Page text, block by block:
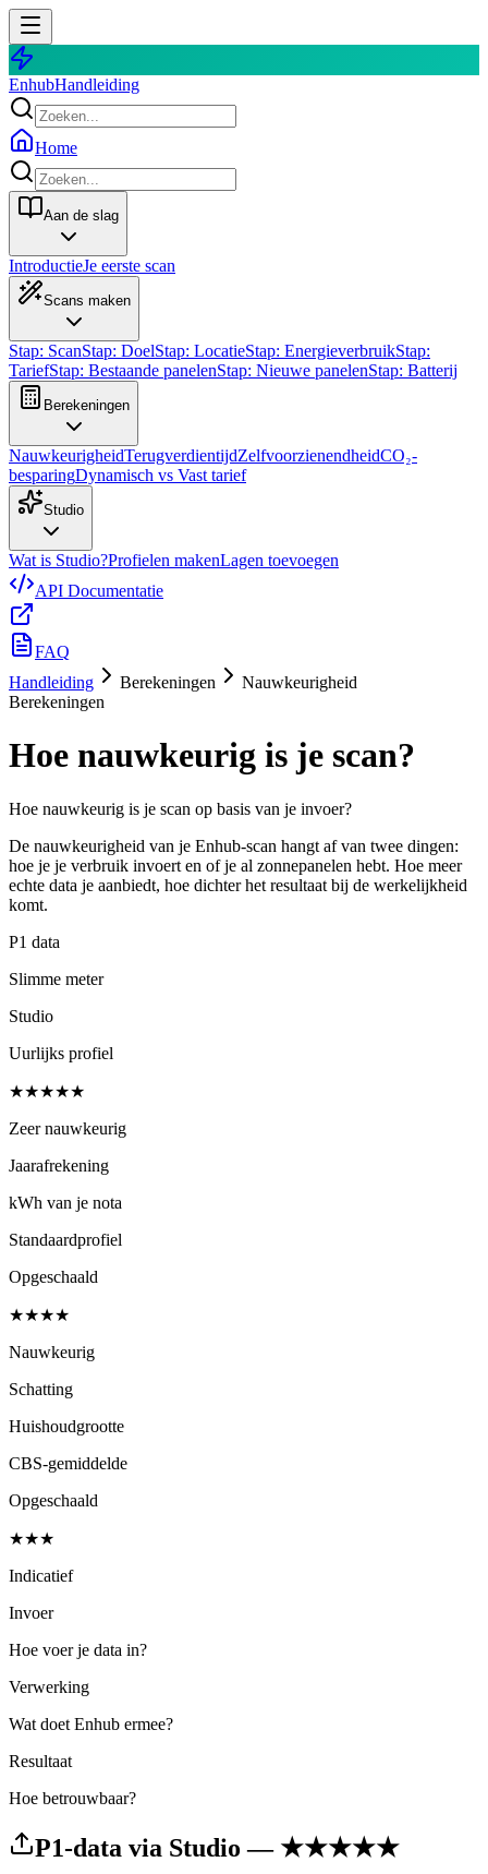
EnhubHandleiding
Home
Aan de slag
IntroductieJe eerste scan
Scans maken
Stap: ScanStap: DoelStap: LocatieStap: EnergieverbruikStap:
TariefStap: Bestaande panelenStap: Nieuwe panelenStap: Batterij
Berekeningen
NauwkeurigheidTerugverdientijdZelfvoorzienendheidCO₂-
besparingDynamisch vs Vast tarief
Studio
Wat is Studio?Profielen makenLagen toevoegen
API Documentatie
FAQ
Handleiding
Berekeningen
Nauwkeurigheid
Berekeningen
Hoe nauwkeurig is je scan?
Hoe nauwkeurig is je scan op basis van je invoer?
De nauwkeurigheid van je Enhub-scan hangt af van twee dingen:
hoe je je verbruik invoert en of je al zonnepanelen hebt. Hoe meer
echte data je aanbiedt, hoe dichter het resultaat bij de werkelijkheid
komt.
P1 data
Slimme meter
Studio
Uurlijks profiel
★★★★★
Zeer nauwkeurig
Jaarafrekening
kWh van je nota
Standaardprofiel
Opgeschaald
★★★★
Nauwkeurig
Schatting
Huishoudgrootte
CBS-gemiddelde
Opgeschaald
★★★
Indicatief
Invoer
Hoe voer je data in?
Verwerking
Wat doet Enhub ermee?
Resultaat
Hoe betrouwbaar?
P1-data via Studio — ★★★★★